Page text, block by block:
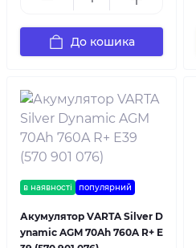
До кошика
в наявності популярний
Акумулятор VARTA Silver D
ynamic AGM 70Ah 760A R+ E